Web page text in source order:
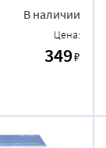
В наличии
Цена:
349₽